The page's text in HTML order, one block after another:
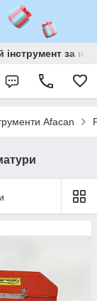
інструмент за
Afacan